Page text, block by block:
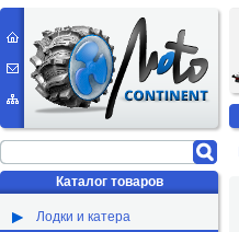
Каталог товаров
Лодки и катера